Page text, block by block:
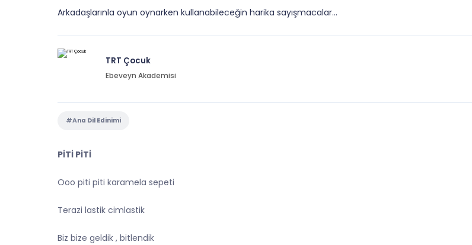
Arkadaşlarınla oyun oynarken kullanabileceğin harika sayışmacalar...
TRT Çocuk
Ebeveyn Akademisi
#Ana Dil Edinimi
PİTİ PİTİ
Ooo piti piti karamela sepeti
Terazi lastik cimlastik
Biz bize geldik , bitlendik